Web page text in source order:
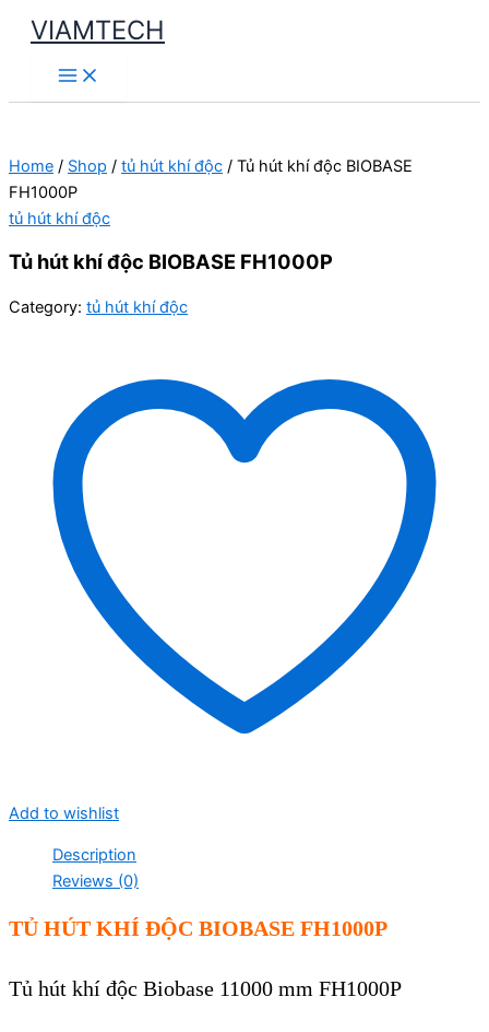
Skip
content
VIAMTECH
Main
Menu
Home / Shop / tủ hút khí độc / Tủ hút khí độc BIOBASE
FH1000P
tủ hút khí độc
Tủ hút khí độc BIOBASE FH1000P
Category: tủ hút khí độc
Add to wishlist
Description
Reviews (0)
TỦ HÚT KHÍ ĐỘC BIOBASE FH1000P
Tủ hút khí độc Biobase 11000 mm FH1000P